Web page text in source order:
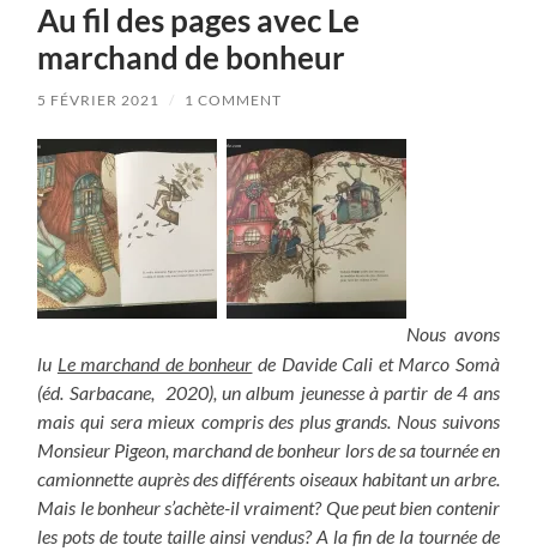
Au fil des pages avec Le
marchand de bonheur
5 FÉVRIER 2021 / 1 COMMENT
Nous avons
lu Le marchand de bonheur de Davide Cali et Marco Somà
(éd. Sarbacane, 2020), un album jeunesse à partir de 4 ans
mais qui sera mieux compris des plus grands. Nous suivons
Monsieur Pigeon, marchand de bonheur lors de sa tournée en
camionnette auprès des différents oiseaux habitant un arbre.
Mais le bonheur s’achète-il vraiment? Que peut bien contenir
les pots de toute taille ainsi vendus? A la fin de la tournée de